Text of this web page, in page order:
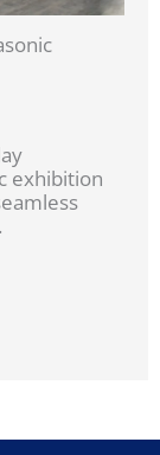
exhibition